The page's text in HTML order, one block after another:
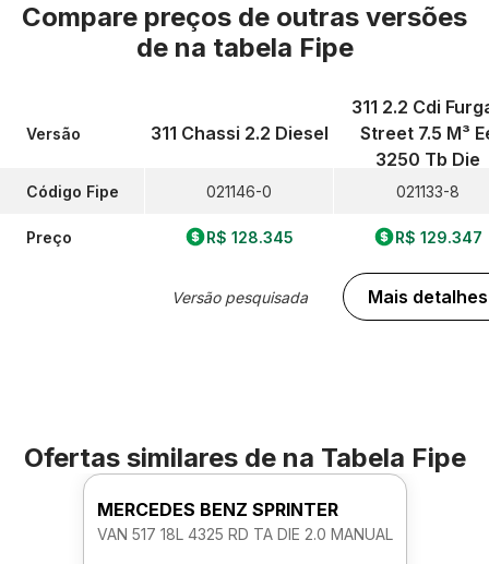
Compare preços de outras versões
de na tabela Fipe
Versão
Código Fipe
Preço
311 Chassi 2.2 Diesel
021146-0
R$ 128.345
Versão pesquisada
311 2.2 Cdi
Street 7.5 M³
3250 Tb Die
021133-8
R$ 129.347
Mais detalhes
Ofertas similares de na Tabela Fipe
MERCEDES BENZ SPRINTER
VAN 517 18L 4325 RD TA DIE 2.0 MANUAL